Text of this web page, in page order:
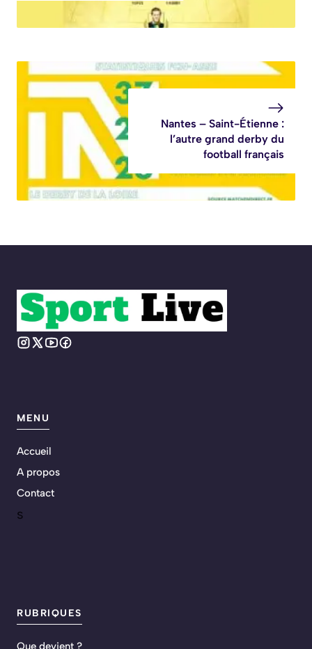
Nantes – Saint-Étienne :
l’autre grand derby du
football français
MENU
Accueil
A propos
Contact
s
RUBRIQUES
Que devient ?